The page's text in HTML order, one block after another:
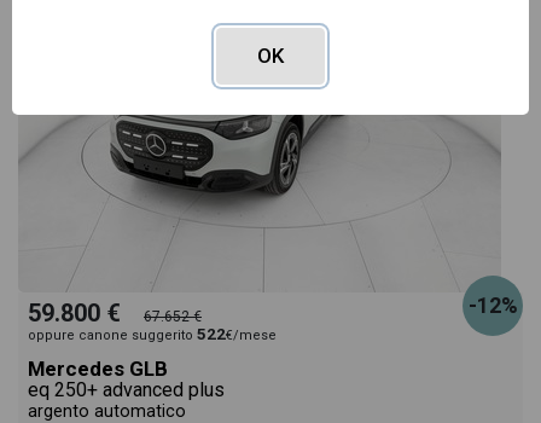
-12%
59.800 € 67.652 €
oppure canone suggerito 522€/mese
Mercedes GLB
eq 250+ advanced plus
argento automatico
OK